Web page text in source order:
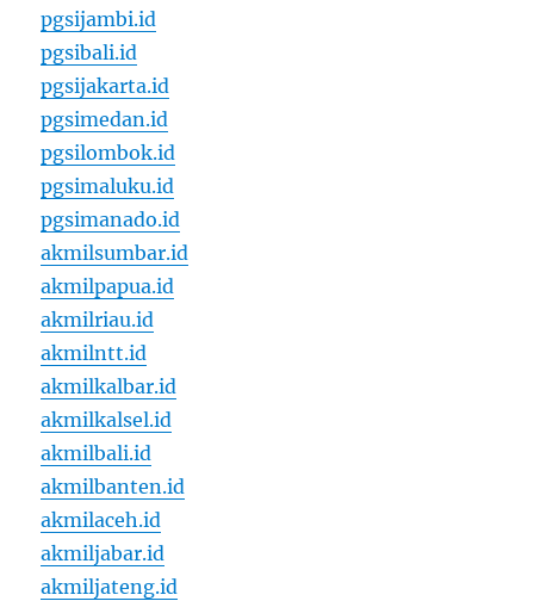
pgsijambi.id
pgsibali.id
pgsijakarta.id
pgsimedan.id
pgsilombok.id
pgsimaluku.id
pgsimanado.id
akmilsumbar.id
akmilpapua.id
akmilriau.id
akmilntt.id
akmilkalbar.id
akmilkalsel.id
akmilbali.id
akmilbanten.id
akmilaceh.id
akmiljabar.id
akmiljateng.id